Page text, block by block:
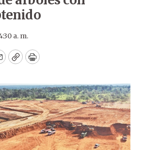
a. m.
CopyPrint